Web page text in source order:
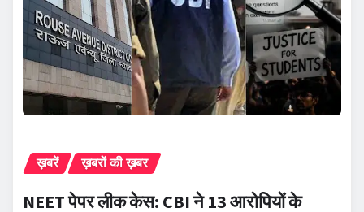
ख़बरें ख़बरों की ख़बर
NEET पेपर लीक केस: CBI ने 13 आरोपियों के